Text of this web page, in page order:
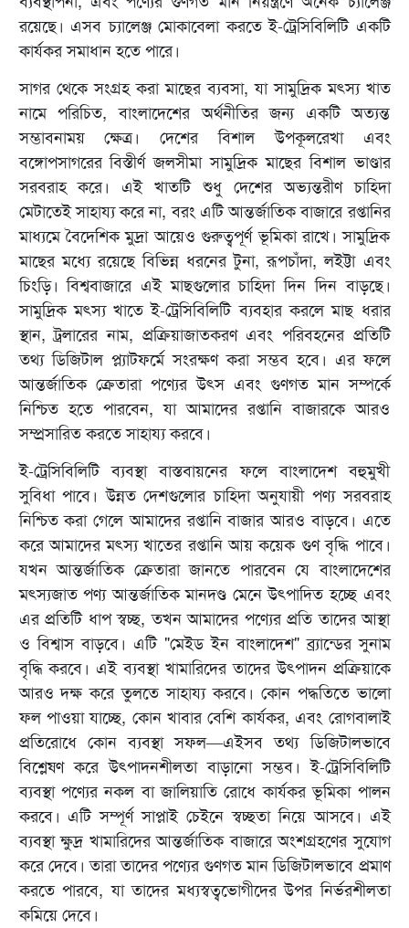
রয়েছে। এসব চ্যালেঞ্জ মোকাবেলা করতে ই-ট্রেসিবিলিটি একটি
কার্যকর সমাধান হতে পারে।
সাগর থেকে সংগ্রহ করা মাছের ব্যবসা, যা সামুদ্রিক মৎস্য খাত
নামে পরিচিত, বাংলাদেশের অর্থনীতির জন্য একটি অত্যন্ত
সম্ভাবনাময় ক্ষেত্র। দেশের বিশাল উপকূলরেখা এবং
বঙ্গোপসাগরের বিস্তীর্ণ জলসীমা সামুদ্রিক মাছের বিশাল ভাণ্ডার
সরবরাহ করে। এই খাতটি শুধু দেশের অভ্যন্তরীণ চাহিদা
মেটাতেই সাহায্য করে না, বরং এটি আন্তর্জাতিক বাজারে রপ্তানির
মাধ্যমে বৈদেশিক মুদ্রা আয়েও গুরুত্বপূর্ণ ভূমিকা রাখে। সামুদ্রিক
মাছের মধ্যে রয়েছে বিভিন্ন ধরনের টুনা, রূপচাঁদা, লইট্টা এবং
চিংড়ি। বিশ্ববাজারে এই মাছগুলোর চাহিদা দিন দিন বাড়ছে।
সামুদ্রিক মৎস্য খাতে ই-ট্রেসিবিলিটি ব্যবহার করলে মাছ ধরার
স্থান, ট্রলারের নাম, প্রক্রিয়াজাতকরণ এবং পরিবহনের প্রতিটি
তথ্য ডিজিটাল প্ল্যাটফর্মে সংরক্ষণ করা সম্ভব হবে। এর ফলে
আন্তর্জাতিক ক্রেতারা পণ্যের উৎস এবং গুণগত মান সম্পর্কে
নিশ্চিত হতে পারবেন, যা আমাদের রপ্তানি বাজারকে আরও
সম্প্রসারিত করতে সাহায্য করবে।
ই-ট্রেসিবিলিটি ব্যবস্থা বাস্তবায়নের ফলে বাংলাদেশ বহুমুখী
সুবিধা পাবে। উন্নত দেশগুলোর চাহিদা অনুযায়ী পণ্য সরবরাহ
নিশ্চিত করা গেলে আমাদের রপ্তানি বাজার আরও বাড়বে। এতে
করে আমাদের মৎস্য খাতের রপ্তানি আয় কয়েক গুণ বৃদ্ধি পাবে।
যখন আন্তর্জাতিক ক্রেতারা জানতে পারবেন যে বাংলাদেশের
মৎস্যজাত পণ্য আন্তর্জাতিক মানদণ্ড মেনে উৎপাদিত হচ্ছে এবং
এর প্রতিটি ধাপ স্বচ্ছ, তখন আমাদের পণ্যের প্রতি তাদের আস্থা
ও বিশ্বাস বাড়বে। এটি "মেইড ইন বাংলাদেশ" ব্র্যান্ডের সুনাম
বৃদ্ধি করবে। এই ব্যবস্থা খামারিদের তাদের উৎপাদন প্রক্রিয়াকে
আরও দক্ষ করে তুলতে সাহায্য করবে। কোন পদ্ধতিতে ভালো
ফল পাওয়া যাচ্ছে, কোন খাবার বেশি কার্যকর, এবং রোগবালাই
প্রতিরোধে কোন ব্যবস্থা সফল—এইসব তথ্য ডিজিটালভাবে
বিশ্লেষণ করে উৎপাদনশীলতা বাড়ানো সম্ভব। ই-ট্রেসিবিলিটি
ব্যবস্থা পণ্যের নকল বা জালিয়াতি রোধে কার্যকর ভূমিকা পালন
করবে। এটি সম্পূর্ণ সাপ্লাই চেইনে স্বচ্ছতা নিয়ে আসবে। এই
ব্যবস্থা ক্ষুদ্র খামারিদের আন্তর্জাতিক বাজারে অংশগ্রহণের সুযোগ
করে দেবে। তারা তাদের পণ্যের গুণগত মান ডিজিটালভাবে প্রমাণ
করতে পারবে, যা তাদের মধ্যস্বত্বভোগীদের উপর নির্ভরশীলতা
কমিয়ে দেবে।